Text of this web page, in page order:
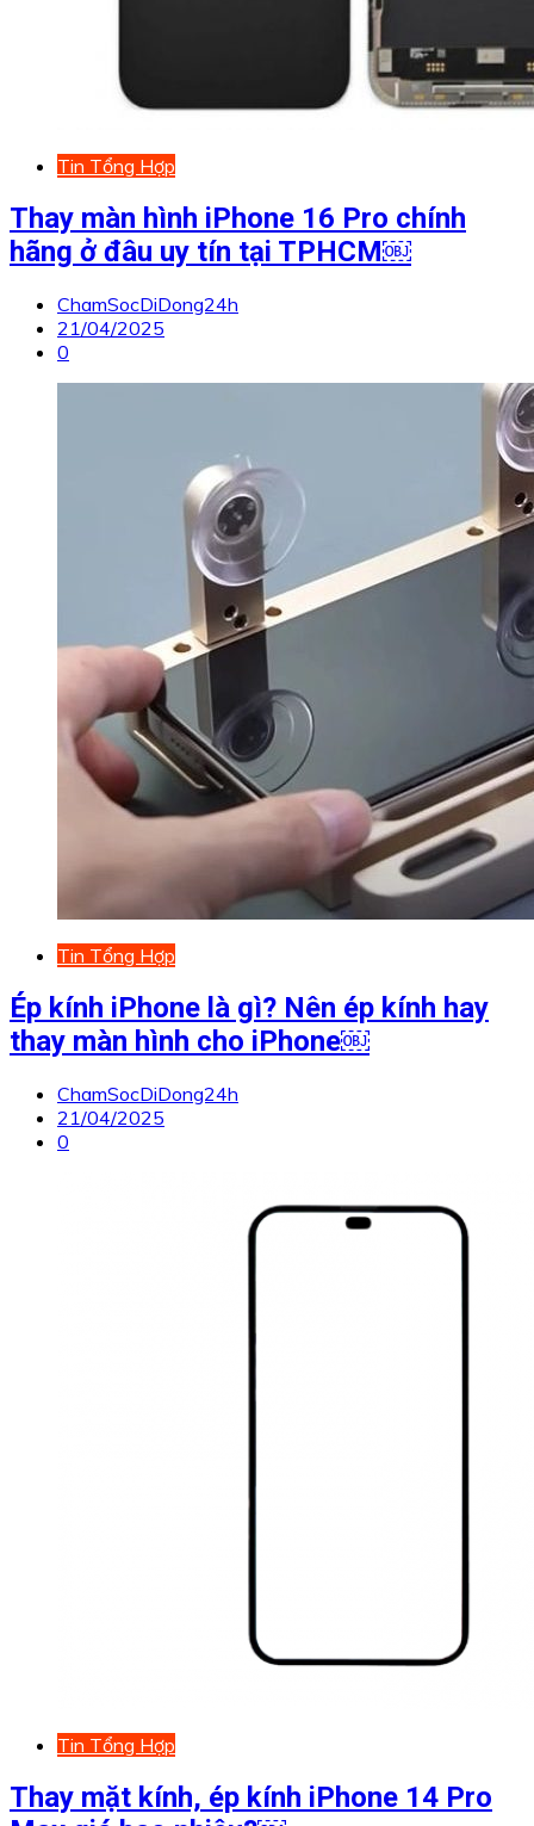
Tin Tổng Hợp
Thay màn hình iPhone 16 Pro chính
hãng ở đâu uy tín tại TPHCM￼
ChamSocDiDong24h
21/04/2025
0
Tin Tổng Hợp
Ép kính iPhone là gì? Nên ép kính hay
thay màn hình cho iPhone￼
ChamSocDiDong24h
21/04/2025
0
Tin Tổng Hợp
Thay mặt kính, ép kính iPhone 14 Pro